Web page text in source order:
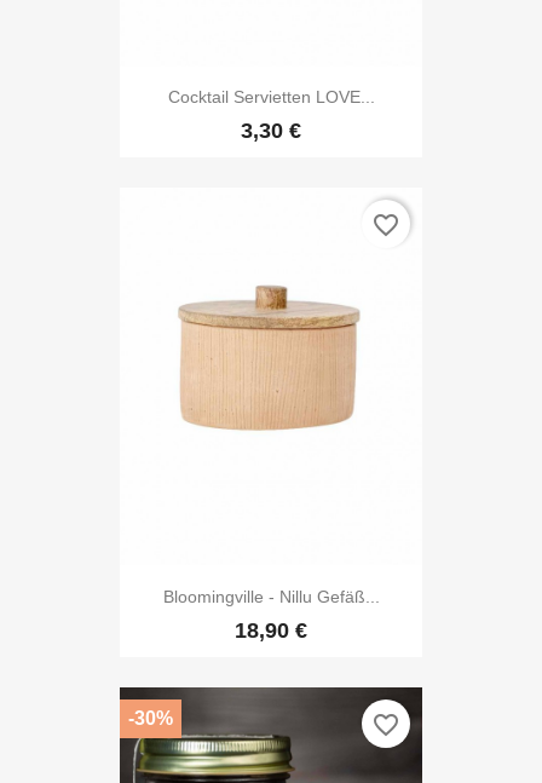
Cocktail Servietten LOVE...
3,30 €
Bloomingville - Nillu Gefäß...
18,90 €
favorite_border
-30% favorite_border